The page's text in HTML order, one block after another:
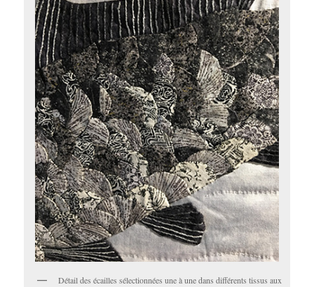
Détail des écailles sélectionnées une à une dans différents tissus aux